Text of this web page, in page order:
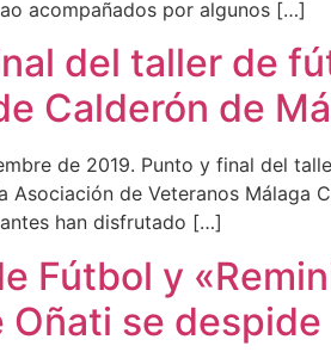
acompañados por algunos […]
del taller de
Calderón de
de 2019. Punto y final del
Asociación de Veteranos Málaga
han disfrutado […]
Fútbol y
Oñati se despide